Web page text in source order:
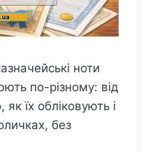
ноти
по-різному: від
як їх обліковують і
без